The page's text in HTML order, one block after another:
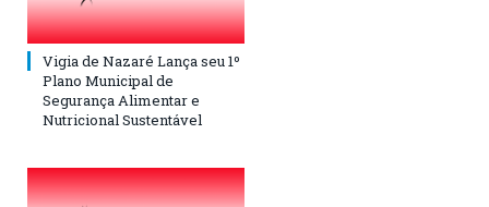
Vigia de Nazaré Lança seu 1º
Plano Municipal de
Segurança Alimentar e
Nutricional Sustentável